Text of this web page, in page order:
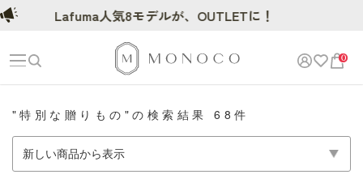
0
"特別な贈りもの"の検索結果 68件
Lafuma人気8モデルが、OUTLETに！